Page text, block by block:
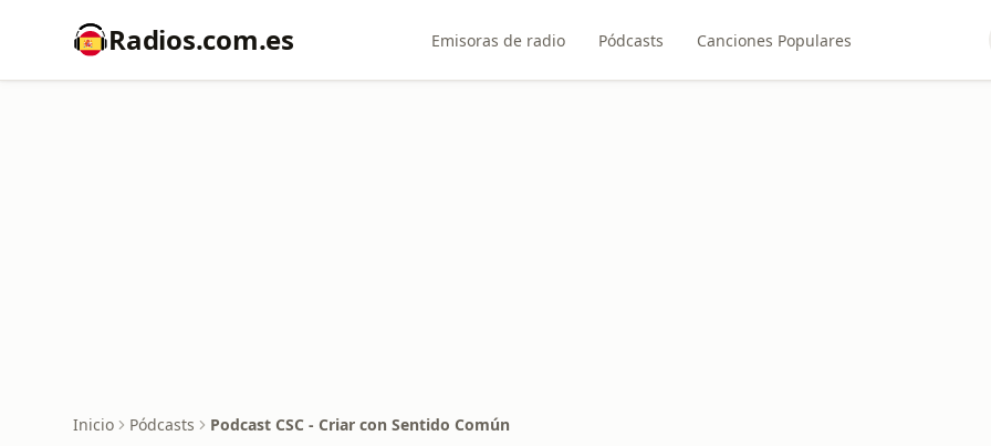
Radios.com.es Emisoras de radio Pódcasts Canciones Populares
Inicio Pódcasts Podcast CSC - Criar con Sentido Común